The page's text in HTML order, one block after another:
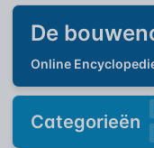
De
Online
Categorieën